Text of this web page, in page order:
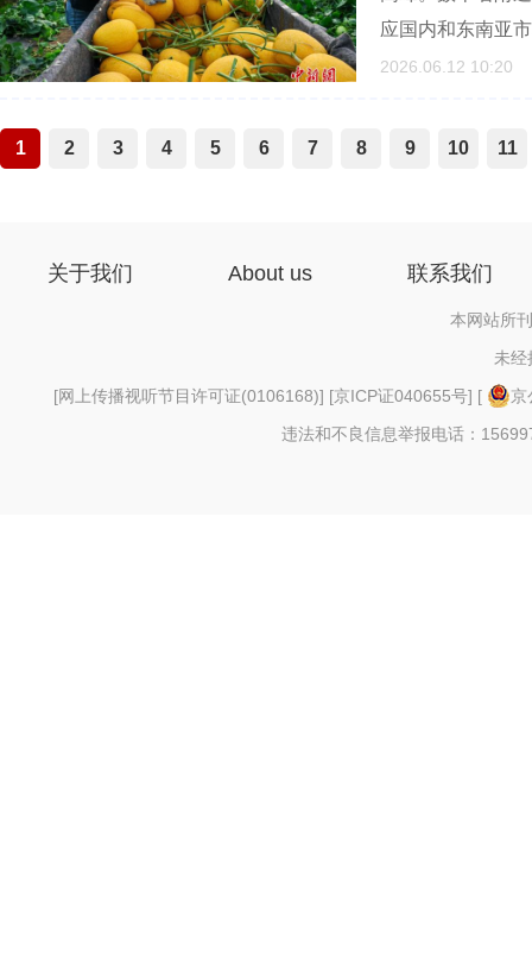
应国内和东南亚
2026.06.12 10:20
1 2 3 4 5 6 7 8 9 10 11
关于我们 About us 联系我们
本网站所
未经
[网上传播视听节目许可证(0106168)] [京ICP证040655号] [
京
违法和不良信息举报电话：